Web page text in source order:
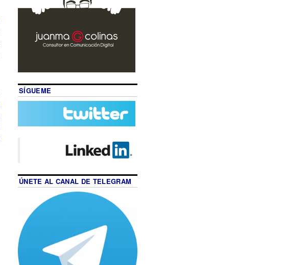
SÍGUEME
ÚNETE AL CANAL DE TELEGRAM